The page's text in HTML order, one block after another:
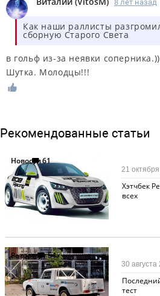
8 лет назад
Как наши раллисты
сборную Старого Света
в гольф из-за неявки
Шутка. Молодцы!!!
Рекомендованные статьи
Новости61
Хэтчбек
всех
21
Ретротест54
тест
30 августа